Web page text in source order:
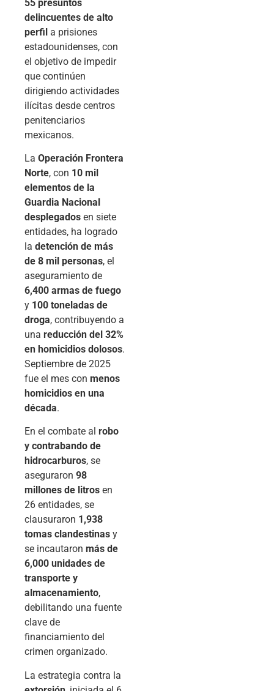
55 presuntos
delincuentes de alto
perfil a prisiones
estadounidenses, con
el objetivo de impedir
que continúen
dirigiendo actividades
ilícitas desde centros
penitenciarios
mexicanos.
La Operación Frontera
Norte, con 10 mil
elementos de la
Guardia Nacional
desplegados en siete
entidades, ha logrado
la detención de más
de 8 mil personas, el
aseguramiento de
6,400 armas de fuego
y 100 toneladas de
droga, contribuyendo a
una reducción del 32%
en homicidios dolosos.
Septiembre de 2025
fue el mes con menos
homicidios en una
década.
En el combate al robo
y contrabando de
hidrocarburos, se
aseguraron 98
millones de litros en
26 entidades, se
clausuraron 1,938
tomas clandestinas y
se incautaron más de
6,000 unidades de
transporte y
almacenamiento,
debilitando una fuente
clave de
financiamiento del
crimen organizado.
La estrategia contra la